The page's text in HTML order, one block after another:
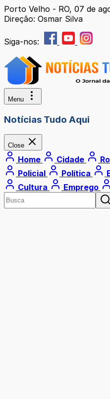
Porto Velho - RO, 07 de
Direção: Osmar Silva
Siga-nos:
Menu
Notícias Tudo Aqui
Close
Home Cidade
Policial
Política
Cultura
Emprego